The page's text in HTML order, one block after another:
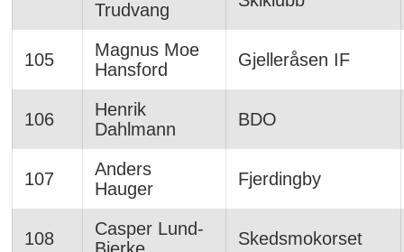
Trudvang
105
Magnus Moe
Hansford
Gjelleråsen IF
106
Henrik
Dahlmann
BDO
107
Anders
Hauger
Fjerdingby
108
Casper Lund-
Skedsmokorset